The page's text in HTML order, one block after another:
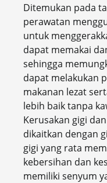
Ditemukan pada
perawatan
untuk
dapat memakai
sehingga
dapat melakukan
makanan lezat
lebih baik tanpa
Kerusakan gigi
dikaitkan dengan
gigi yang rata
kebersihan dan
memiliki senyum